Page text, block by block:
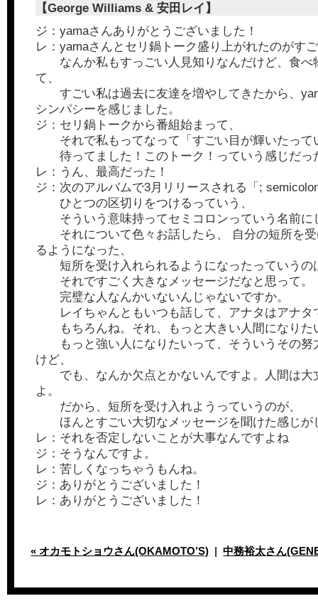
【George Williams & 安田レイ】
ジ：yamaさんありがとうございました！
レ：yamaさんとセリ鍋トーク盛り上がれたのがす
なんか私もすっごい人見知りなんだけど、食べ
て、
すごい私は過去に友達を増やしてきたから、
シンパシーを感じました。
ジ：セリ鍋トークから番組始まって、
それで私もってなって「すごい目が輝いたって
待ってました！このトーク！っていう感じだっ
レ：うん、最高だった！
ジ：次のアルバムで3月リリースされる「;
ひとつの区切りをつけるっていう、
そういう意味持ってセミコロンっていう名前に
それについて色々お話したら、 自分の短所を受
るようになった、
短所を受け入れられるようになったっていうの
それですごく大きなメッセージだなと思って。
完璧な人なんかいないんじゃないですか。
レイちゃんともいつも話して、アナタはアナタ
もちろんね。それ、もっと大きい人間になりた
もっと強い人になりたいって、そういうその努
けど、
でも、なんか欠点とかないんですよ。人間は大
よ。
だから、短所を受け入れようっていうのが、
ほんとすごい大切なメッセージを聞けた感じが
レ：それを否定しないことが大事なんですよね
ジ：そうなんですよ。
レ：苦しくなっちゃうもんね。
ジ：ありがとうございました！
レ：ありがとうございました！
« オカモトショウさん(OKAMOTO’S) |中務裕太さん